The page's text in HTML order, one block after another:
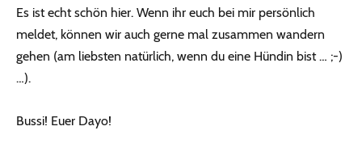
Es ist echt schön hier. Wenn ihr euch bei mir persönlich
meldet, können wir auch gerne mal zusammen wandern
gehen (am liebsten natürlich, wenn du eine Hündin bist … ;-)
…).
Bussi! Euer Dayo!